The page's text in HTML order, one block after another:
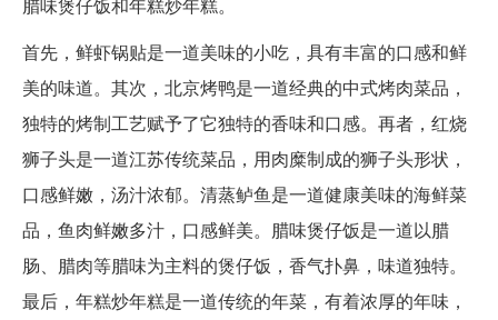
腊味煲仔饭和年糕炒年糕。
首先，鲜虾锅贴是一道美味的小吃，具有丰富的口感和鲜
美的味道。其次，北京烤鸭是一道经典的中式烤肉菜品，
独特的烤制工艺赋予了它独特的香味和口感。再者，红烧
狮子头是一道江苏传统菜品，用肉糜制成的狮子头形状，
口感鲜嫩，汤汁浓郁。清蒸鲈鱼是一道健康美味的海鲜菜
品，鱼肉鲜嫩多汁，口感鲜美。腊味煲仔饭是一道以腊
肠、腊肉等腊味为主料的煲仔饭，香气扑鼻，味道独特。
最后，年糕炒年糕是一道传统的年菜，有着浓厚的年味，